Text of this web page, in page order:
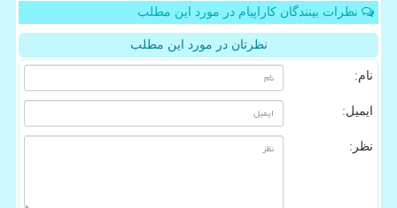
نظرات بینندگان کاراپیام در مورد این مطلب
نظرتان در مورد این مطلب
نام:
ایمیل:
نظر: